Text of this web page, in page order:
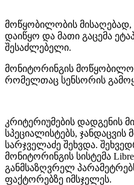
მოწყობილობის მისაღებად,
დაიწყო და მათი გაცემა
შესაძლებელი.
მონიტორინგის
რომელთაც სენსორის
კრიტერიუმების დადგენის
სპეციალისტებს, ჯანდაცვის
სარჯველაძე შეხვდა.
მონიტორინგის სისტემა
განმსაზღვრელ
ფაქტორებზე იმსჯელეს.